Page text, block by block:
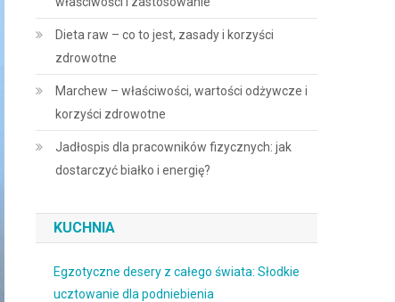
Dieta raw – co to jest, zasady i korzyści
zdrowotne
Marchew – właściwości, wartości odżywcze i
korzyści zdrowotne
Jadłospis dla pracowników fizycznych: jak
dostarczyć białko i energię?
KUCHNIA
Egzotyczne desery z całego świata: Słodkie
ucztowanie dla podniebienia